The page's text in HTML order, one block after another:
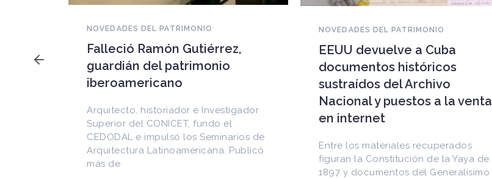
NOVEDADES DEL PATRIMONIO
Falleció Ramón Gutiérrez,
guardián del patrimonio
iberoamericano
Arquitecto, historiador e Investigador
Superior del CONICET, fundó el
CEDODAL e impulsó los Seminarios de
Arquitectura Latinoamericana. Publicó
más de
NOVEDADES DEL PATRIMONIO
EEUU devuelve a Cuba
documentos históricos
sustraídos del Archivo
Nacional y puestos a la venta
en internet
Entre los materiales recuperados
figuran la Constitución de la Yaya de
1897 y documentos del Generalísimo